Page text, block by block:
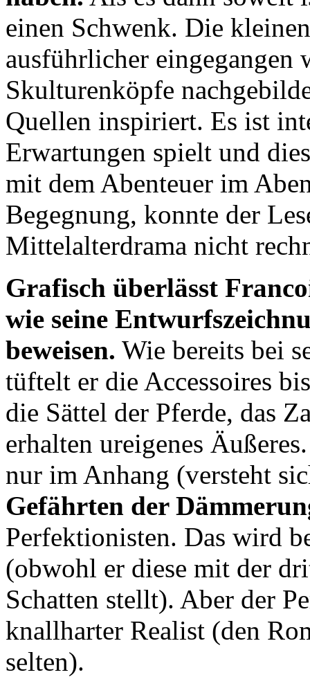
einen Schwenk. Die
ausführlicher
Skulturenköpfe
Quellen inspiriert. Es ist
Erwartungen spielt und
mit dem Abenteuer im
Begegnung, konnte der
Mittelalterdrama nicht
Grafisch überlässt
wie seine
beweisen. Wie bereits bei
tüftelt er die Accessoires
die Sättel der Pferde, das
erhalten ureigenes
nur im Anhang (versteht
Gefährten der
Perfektionisten. Das wird
(obwohl er diese mit der
Schatten stellt). Aber der
knallharter Realist (den
selten).